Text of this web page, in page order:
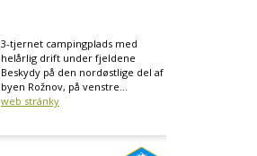
3-tjernet campingplads med
helårlig drift under fjeldene
Beskydy på den nordøstlige del af
byen Rožnov, på venstre...
web stránky